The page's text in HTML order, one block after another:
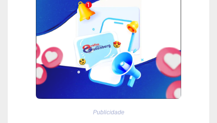
Publicidade